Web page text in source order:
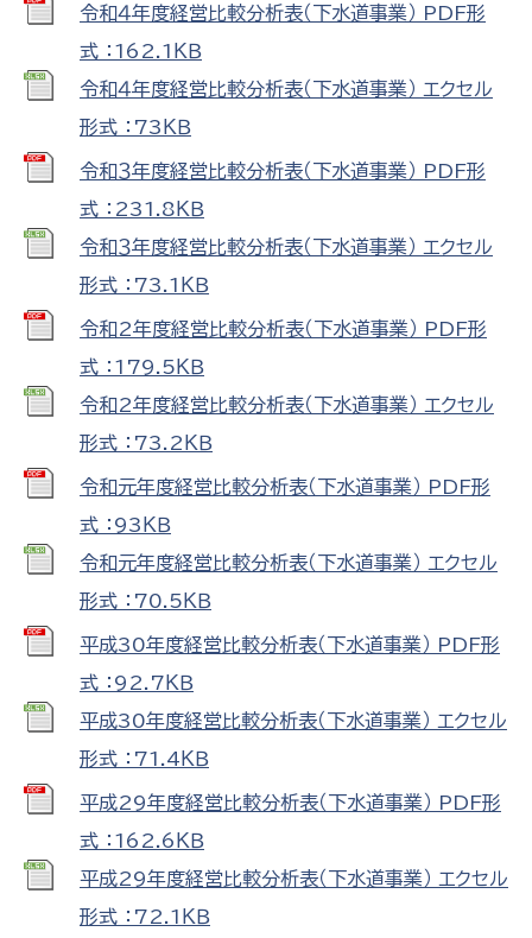
令和４年度経営比較分析表（下水道事業） PDF形
式 ：162.1ＫＢ
令和４年度経営比較分析表（下水道事業） エクセル
形式 ：73ＫＢ
令和３年度経営比較分析表（下水道事業） PDF形
式 ：231.8ＫＢ
令和３年度経営比較分析表（下水道事業） エクセル
形式 ：73.1ＫＢ
令和2年度経営比較分析表（下水道事業） PDF形
式 ：179.5ＫＢ
令和2年度経営比較分析表（下水道事業） エクセル
形式 ：73.2ＫＢ
令和元年度経営比較分析表（下水道事業） PDF形
式 ：93ＫＢ
令和元年度経営比較分析表（下水道事業） エクセル
形式 ：70.5ＫＢ
平成30年度経営比較分析表（下水道事業） PDF形
式 ：92.7ＫＢ
平成30年度経営比較分析表（下水道事業） エクセル
形式 ：71.4ＫＢ
平成29年度経営比較分析表（下水道事業） PDF形
式 ：162.6ＫＢ
平成29年度経営比較分析表（下水道事業） エクセル
形式 ：72.1ＫＢ